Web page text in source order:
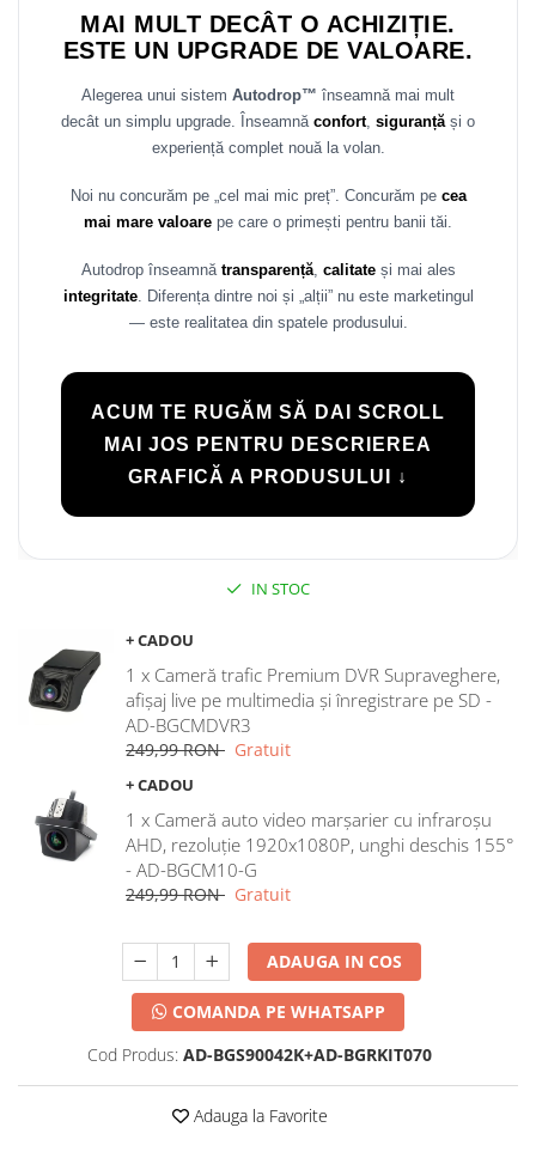
MAI MULT DECÂT O ACHIZIȚIE.
ESTE UN UPGRADE DE VALOARE.
Alegerea unui sistem Autodrop™ înseamnă mai mult
decât un simplu upgrade. Înseamnă confort, siguranțăși o
experiență complet nouă la volan.
Noi nu concurăm pe „cel mai mic preț”. Concurăm pe cea
mai mare valoare pe care o primești pentru banii tăi.
Autodrop înseamnă transparență, calitateși mai ales
integritate. Diferența dintre noi și „alții” nu este marketingul
— este realitatea din spatele produsului.
ACUM TE RUGĂM SĂ DAI SCROLL
MAI JOS PENTRU DESCRIEREA
GRAFICĂ A PRODUSULUI ↓
IN STOC
+ CADOU
1 x Cameră trafic Premium DVR Supraveghere,
afișaj live pe multimedia și înregistrare pe SD -
AD-BGCMDVR3
249,99 RON Gratuit
+ CADOU
1 x Cameră auto video marșarier cu infraroșu
AHD, rezoluție 1920x1080P, unghi deschis 155°
- AD-BGCM10-G
249,99 RON Gratuit
ADAUGA IN COS
COMANDA PE WHATSAPP
Cod Produs: AD-BGS90042K+AD-BGRKIT070
Adauga la Favorite